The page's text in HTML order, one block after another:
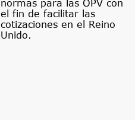
normas para las OPV con
el fin de facilitar las
cotizaciones en el Reino
Unido.